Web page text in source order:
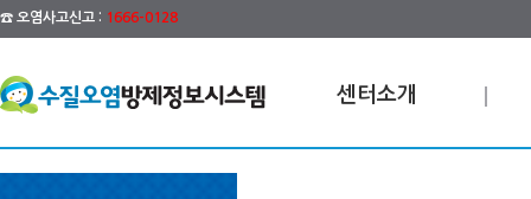
☎ 오염사고신고 : 1666-0128
센터소개